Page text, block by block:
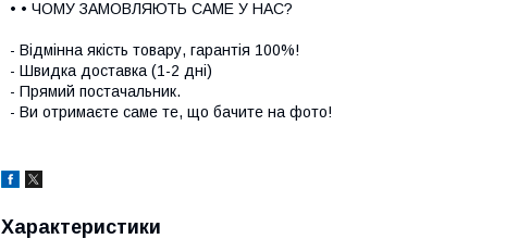
• • ЧОМУ ЗАМОВЛЯЮТЬ САМЕ У НАС?
- Відмінна якість товару, гарантія 100%!
- Швидка доставка (1-2 дні)
- Прямий постачальник.
- Ви отримаєте саме те, що бачите на фото!
Характеристики